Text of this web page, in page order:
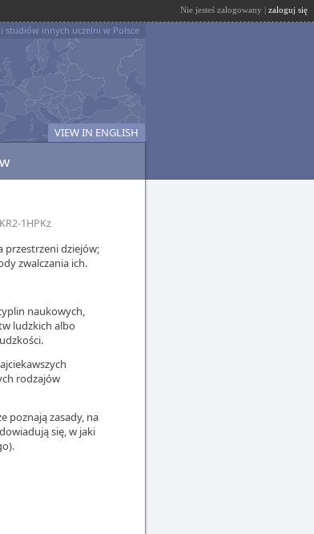
Nie jesteś zalogowany | zaloguj się
studiów innych uczelni w Polsce
VIEW IN ENGLISH
1HPKz
przestrzeni dziejów;
zwalczania ich.
naukowych,
ludzkich albo
rodzajów
poznają zasady, na
się, w jaki